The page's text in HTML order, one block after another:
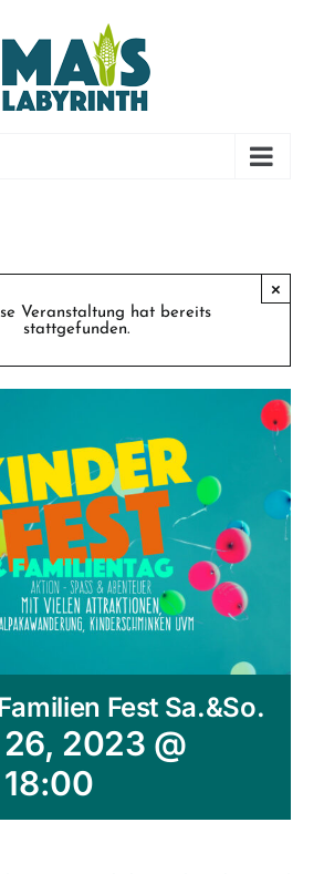
Veranstaltung hat bereits
stattgefunden.
×
Fest Sa.&So.
2023 @
18:00